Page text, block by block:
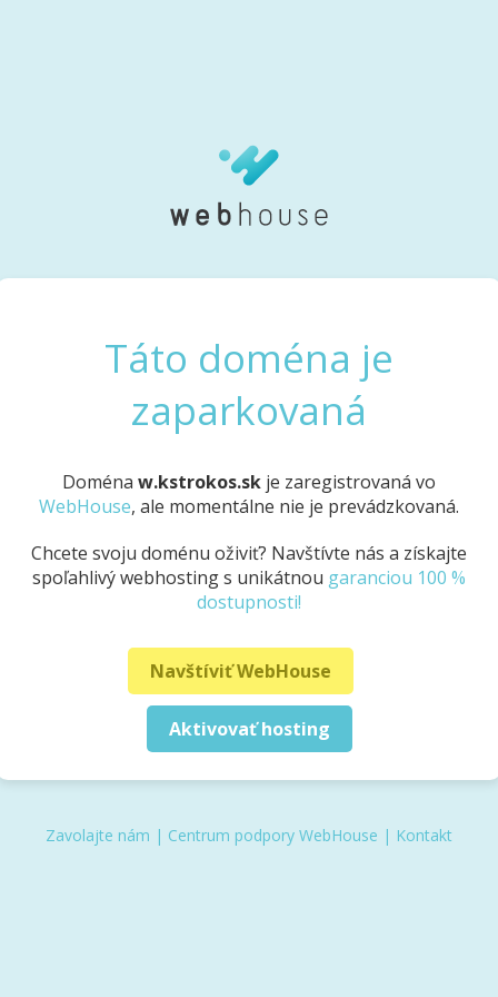
Táto doména je
zaparkovaná
Doména w.kstrokos.sk je zaregistrovaná vo
WebHouse, ale momentálne nie je prevádzkovaná.
Chcete svoju doménu oživiť? Navštívte nás a získajte
spoľahlivý webhosting s unikátnou garanciou 100 %
dostupnosti!
Navštíviť WebHouse
Aktivovať hosting
Zavolajte nám | Centrum podpory WebHouse | Kontakt